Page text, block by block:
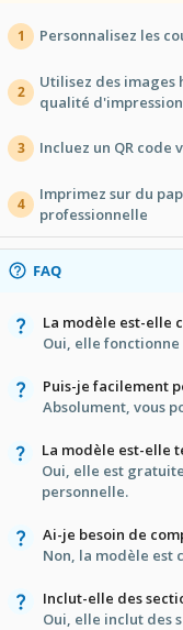
1 Personnalisez les
2
Utilisez des
qualité d'impression
3 Incluez un QR code
4
Imprimez sur du
professionnelle
FAQ
La modèle est-elle
Oui, elle
Puis-je facilement
Absolument, vous
La modèle est-elle
Oui, elle est
personnelle.
Ai-je besoin de
Non, la modèle est
Inclut-elle des
Oui, elle inclut des